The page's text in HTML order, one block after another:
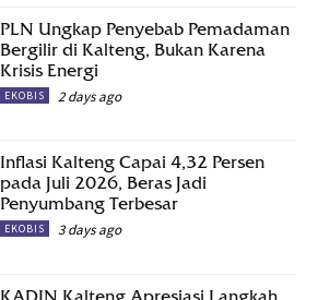
PLN Ungkap Penyebab Pemadaman
Bergilir di Kalteng, Bukan Karena
Krisis Energi
EKOBIS 2 days ago
Inflasi Kalteng Capai 4,32 Persen
pada Juli 2026, Beras Jadi
Penyumbang Terbesar
EKOBIS 3 days ago
KADIN Kalteng Apresiasi Langkah